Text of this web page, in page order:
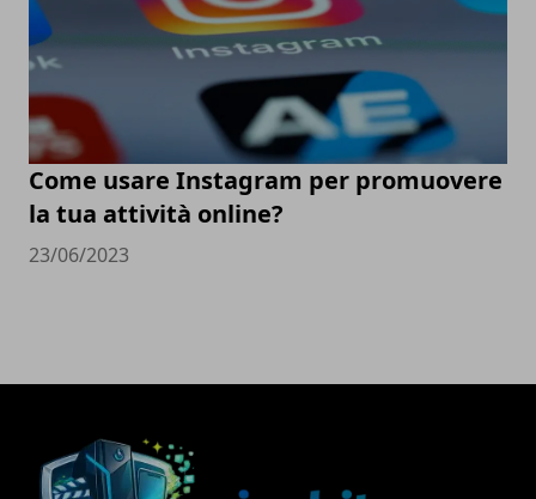
Come usare Instagram per promuovere
la tua attività online?
23/06/2023